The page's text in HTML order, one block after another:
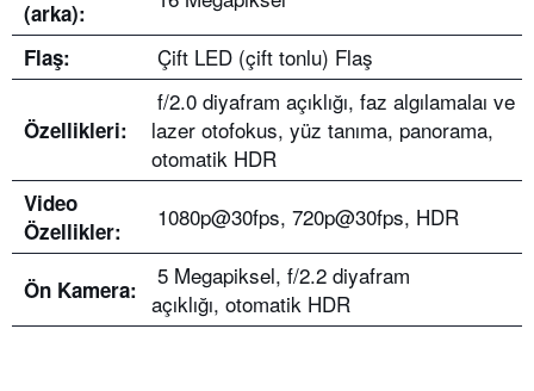
(arka):
Flaş: Çift LED (çift tonlu) Flaş
Özellikleri:
f/2.0 diyafram açıklığı, faz algılamalaı ve
lazer otofokus, yüz tanıma, panorama,
otomatik HDR
Video
Özellikler:
1080p@30fps, 720p@30fps, HDR
Ön Kamera:
5 Megapiksel, f/2.2 diyafram
açıklığı, otomatik HDR